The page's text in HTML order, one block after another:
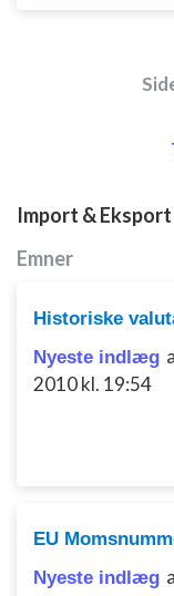
Import &
Emner
Historiske
Nyeste indlæg
2010 kl. 19:54
EU
Nyeste indlæg
Identificere
Ikke-IAB-
Ydeevne
Funktionel
Annoncering /